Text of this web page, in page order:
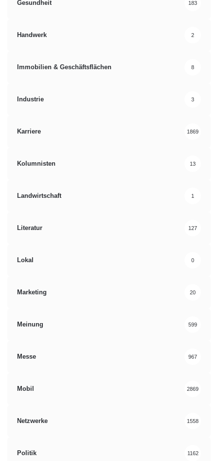
Gesundheit 183
Handwerk 2
Immobilien & Geschäftsflächen 8
Industrie 3
Karriere 1869
Kolumnisten 13
Landwirtschaft 1
Literatur 127
Lokal 0
Marketing 20
Meinung 599
Messe 967
Mobil 2869
Netzwerke 1558
Politik 1162